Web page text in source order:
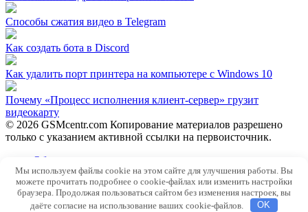
Способы сжатия видео в Telegram
Как создать бота в Discord
Как удалить порт принтера на компьютере с Windows 10
Почему «Процесс исполнения клиент-сервер» грузит
видеокарту
© 2026 GSMcentr.com Копирование материалов разрешено
только с указанием активной ссылки на первоисточник.
Обратная связь
Политика конфиденциальности
Пользовательское соглашение
Мы используем файлы cookie на этом сайте для улучшения работы. Вы
можете прочитать подробнее о cookie-файлах или изменить настройки
браузера. Продолжая пользоваться сайтом без изменения настроек, вы
даёте согласие на использование ваших cookie-файлов.
OK